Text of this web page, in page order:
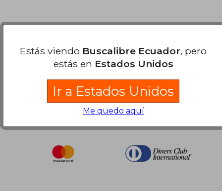
Estás viendo Buscalibre Ecuador, pero
estás en Estados Unidos
Ir a Estados Unidos
Me quedo aquí